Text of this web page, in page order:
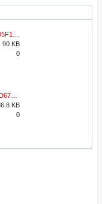
90 KB
0
KB
0